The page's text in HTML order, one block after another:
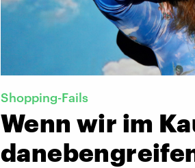
Shopping-Fails
Wenn wir im